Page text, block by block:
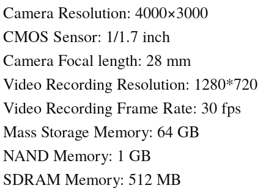
Camera Resolution: 4000×3000
CMOS Sensor: 1/1.7 inch
Camera Focal length: 28 mm
Video Recording Resolution: 1280*720
Video Recording Frame Rate: 30 fps
Mass Storage Memory: 64 GB
NAND Memory: 1 GB
SDRAM Memory: 512 MB